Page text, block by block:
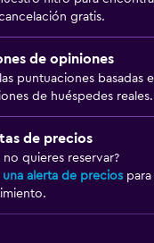
gratis.
de opiniones
puntuaciones basadas
de huéspedes reales.
de precios
no quieres reservar?
una alerta de precios para